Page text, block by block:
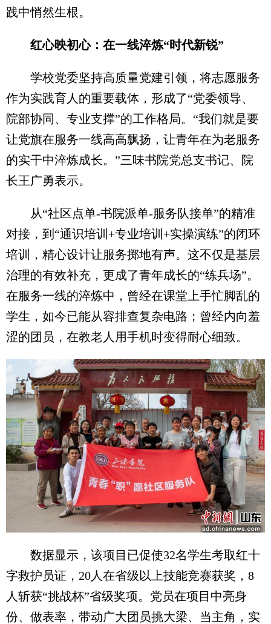
践中悄然生根。
红心映初心：在一线淬炼“时代新锐”
学校党委坚持高质量党建引领，将志愿服务
作为实践育人的重要载体，形成了“党委领导、
院部协同、专业支撑”的工作格局。“我们就是要
让党旗在服务一线高高飘扬，让青年在为老服务
的实干中淬炼成长。”三味书院党总支书记、院
长王广勇表示。
从“社区点单-书院派单-服务队接单”的精准
对接，到“通识培训+专业培训+实操演练”的闭环
培训，精心设计让服务掷地有声。这不仅是基层
治理的有效补充，更成了青年成长的“练兵场”。
在服务一线的淬炼中，曾经在课堂上手忙脚乱的
学生，如今已能从容排查复杂电路；曾经内向羞
涩的团员，在教老人用手机时变得耐心细致。
数据显示，该项目已促使32名学生考取红十
字救护员证，20人在省级以上技能竞赛获奖，8
人斩获“挑战杯”省级奖项。党员在项目中亮身
份、做表率，带动广大团员挑大梁、当主角，实